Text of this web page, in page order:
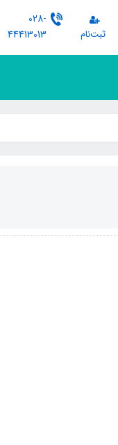
ثبت‌نام
028-
44413013